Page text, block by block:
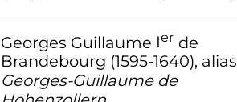
Georges Guillaume Ier de
Brandebourg (1595-1640), alias
Georges-Guillaume de